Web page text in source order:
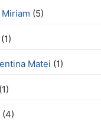
Miriam (5)
(1)
Matei (1)
(1)
(4)